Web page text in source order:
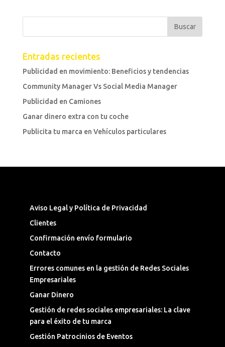
Entradas recientes
Publicidad en movimiento: Beneficios y tendencias
Community Manager Vs Social Media Manager
Publicidad en Camiones
Ganar dinero extra con tu coche
Publicita tu marca en Vehículos particulares
Aviso Legal y Política de Privacidad
Clientes
Confirmación envío formulario
Contacto
Errores comunes en la gestión de Redes Sociales
Empresariales
Ganar Dinero
Gestión de redes sociales empresariales: La clave
para el éxito de tu marca
Gestión Patrocinios de Eventos